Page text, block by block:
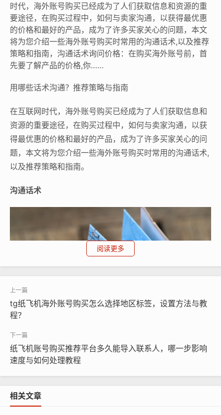
时代，海外账号购买已经成为了人们获取信息和资源的重
要途径，在购买过程中，如何与卖家沟通，以获得最优惠
的价格和最好的产品，成为了许多买家关心的问题，本文
将为您介绍一些海外账号购买时常用的沟通话术,以及推荐
策略和指南，沟通话术询问价格：在购买海外账号前，首
先要了解产品的价格,你……
用哪些话术沟通？推荐策略与指南
在互联网时代，海外账号购买已经成为了人们获取信息和
资源的重要途径，在购买过程中，如何与卖家沟通，以获
得最优惠的价格和最好的产品，成为了许多买家关心的问
题，本文将为您介绍一些海外账号购买时常用的沟通话术,
以及推荐策略和指南。
沟通话术
纸飞机账号购买, 在线购买tg账号, 电报聊天账号购买,wdd
询问价格：在购买海外账号前，首先要了解产品的价格,你
可以使用以下话术向卖家询问价格：
阅读更多
tg纸飞机海外账号购买怎么选择地区标签，设置方法与教
程？
纸飞机账号购买推荐平台多久能导入联系人，哪一步影响
速度与如何处理教程
相关文章